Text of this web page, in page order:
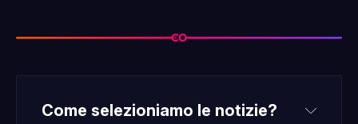
Come selezioniamo le notizie?